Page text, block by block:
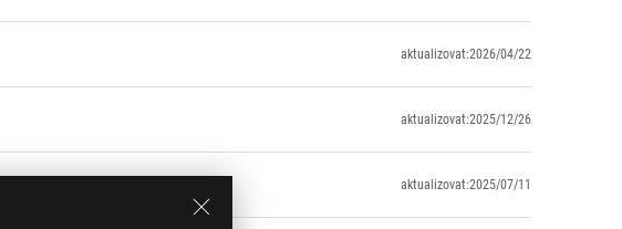
aktualizovat:2026/04/22
aktualizovat:2025/12/26
aktualizovat:2025/07/11